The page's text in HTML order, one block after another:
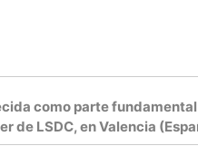
como parte
de LSDC, en Valencia